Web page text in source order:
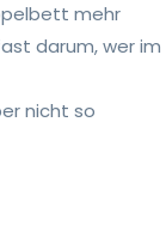
mehr
darum, wer im
nicht so